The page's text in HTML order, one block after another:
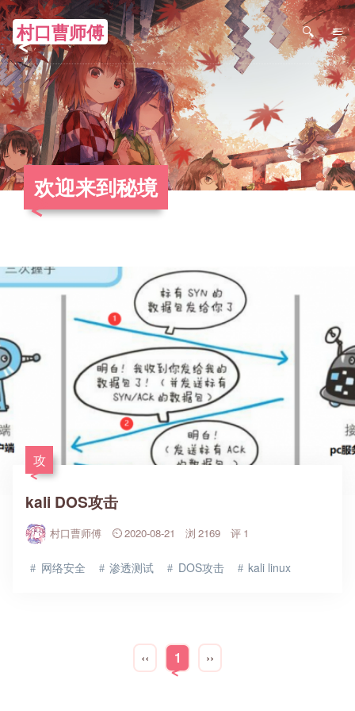
村口曹师傅 ≡
欢迎来到秘境
攻
kali DOS攻击
村口曹师傅 2020-08-21 2169 1
网络安全 渗透测试 DOS攻击 kali linux
‹‹ 1 ››